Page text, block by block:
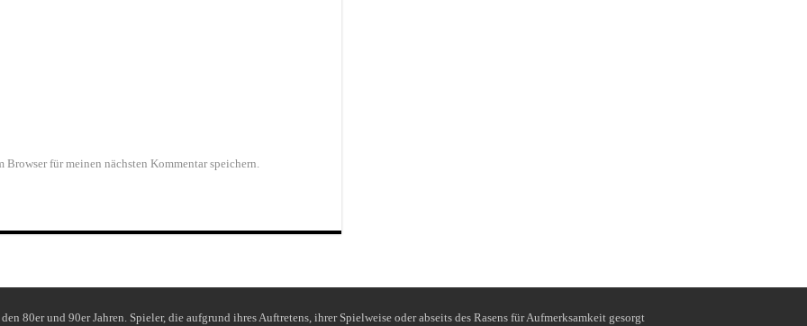
für meinen nächsten Kommentar speichern.
80er und 90er Jahren. Spieler, die aufgrund ihres Auftretens, ihrer Spielweise oder abseits des Rasens für Aufmerksamkeit gesorgt